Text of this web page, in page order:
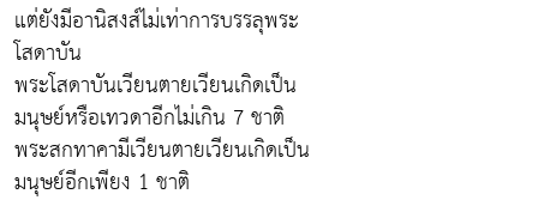
แต่ยังมีอานิสงส์ไม่เท่าการบรรลุพระ
โสดาบัน
พระโสดาบันเวียนตายเวียนเกิดเป็น
มนุษย์หรือเทวดาอีกไม่เกิน 7 ชาติ
พระสกทาคามีเวียนตายเวียนเกิดเป็น
มนุษย์อีกเพียง 1 ชาติ